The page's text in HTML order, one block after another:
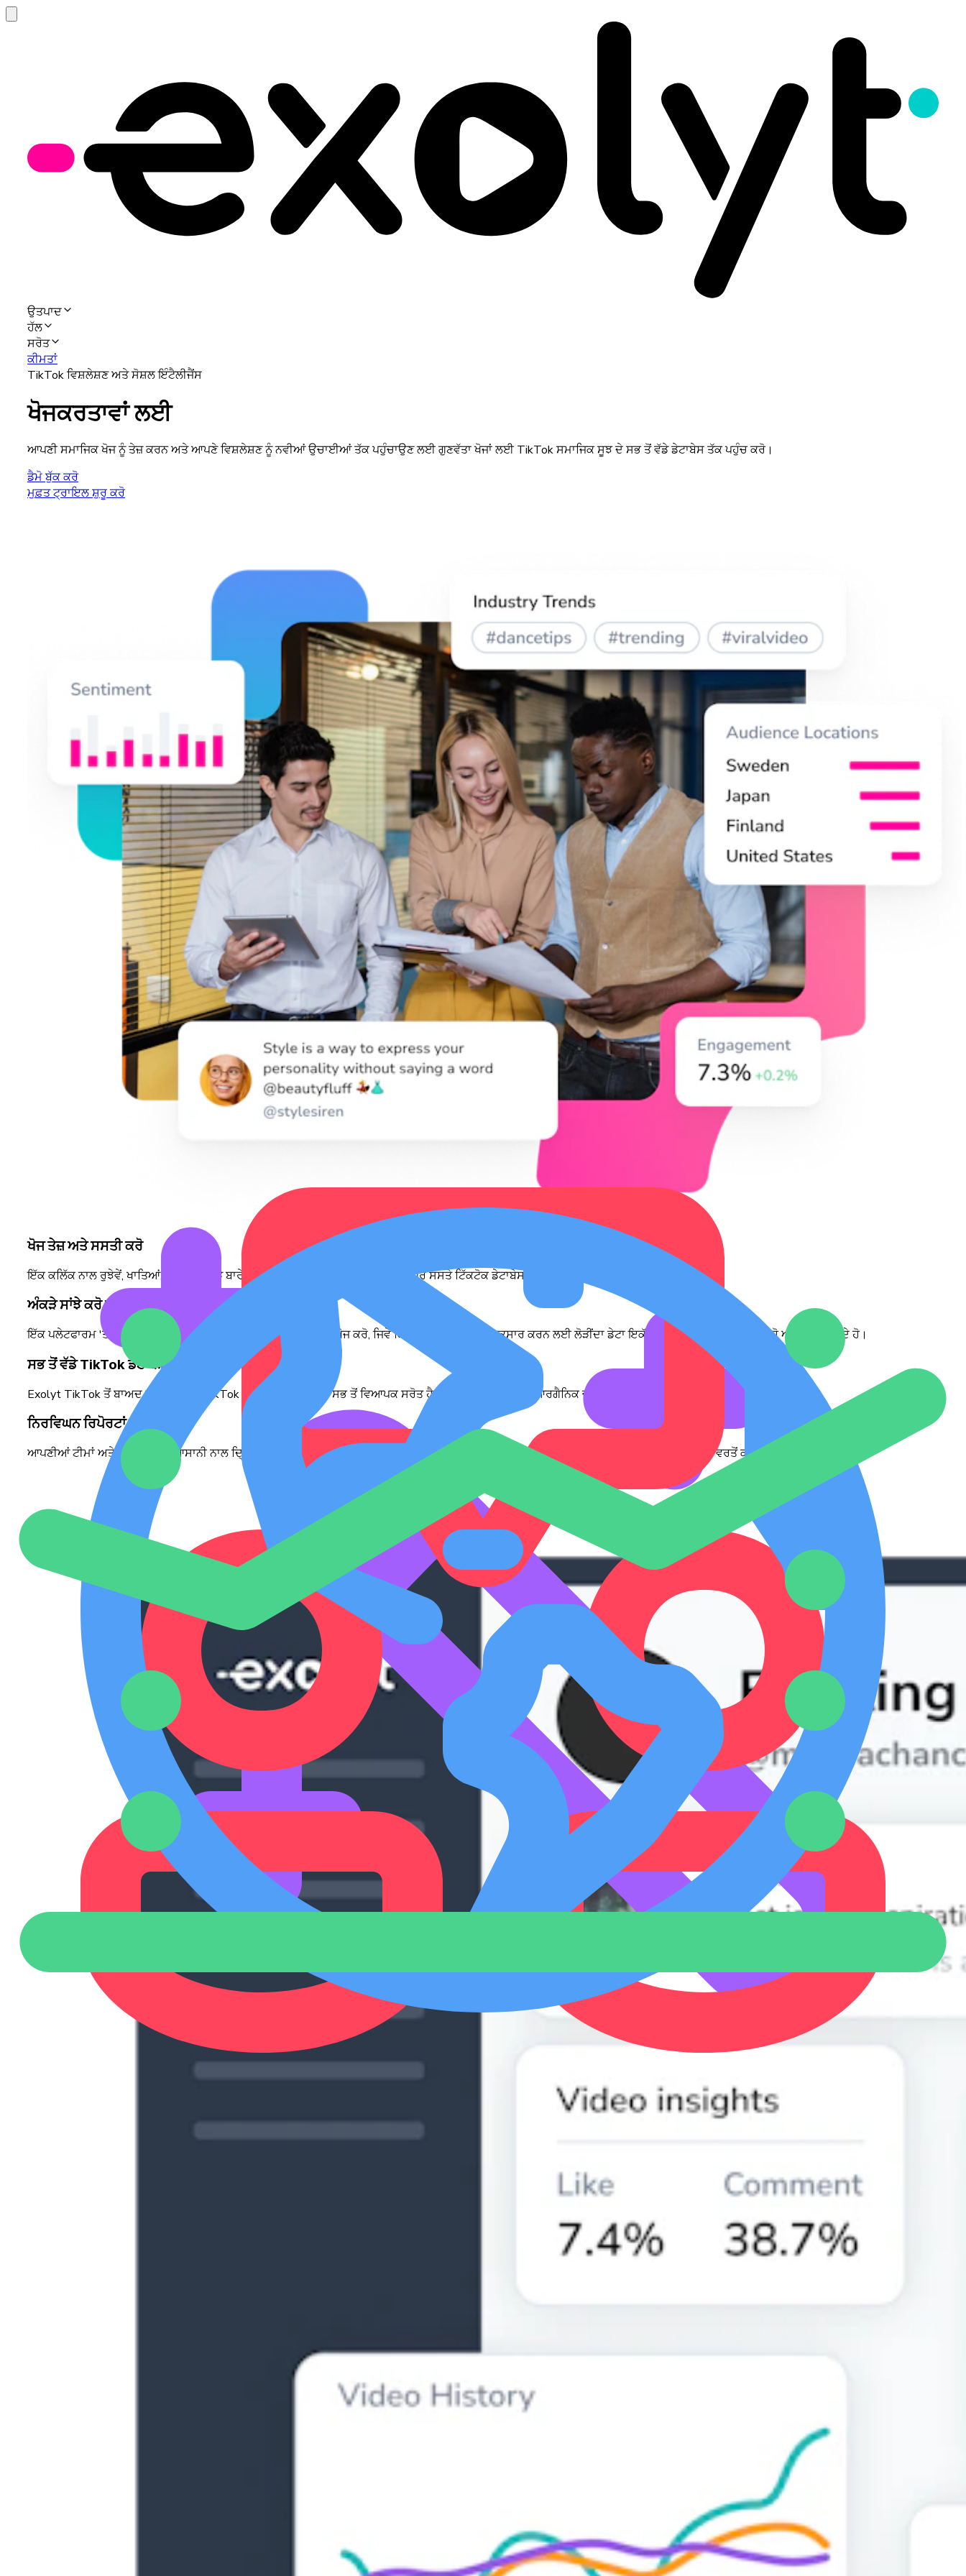
ਉਤਪਾਦ
ਹੱਲ
ਸਰੋਤ
ਕੀਮਤਾਂ
TikTok ਵਿਸ਼ਲੇਸ਼ਣ ਅਤੇ ਸੋਸ਼ਲ ਇੰਟੈਲੀਜੈਂਸ
ਖੋਜਕਰਤਾਵਾਂ ਲਈ
ਆਪਣੀ ਸਮਾਜਿਕ ਖੋਜ ਨੂੰ ਤੇਜ਼ ਕਰਨ ਅਤੇ ਆਪਣੇ ਵਿਸ਼ਲੇਸ਼ਣ ਨੂੰ ਨਵੀਆਂ ਉਚਾਈਆਂ ਤੱਕ ਪਹੁੰਚਾਉਣ ਲਈ ਗੁਣਵੱਤਾ ਖੋਜਾਂ ਲਈ TikTok ਸਮਾਜਿਕ ਸੂਝ ਦੇ ਸਭ ਤੋਂ ਵੱਡੇ ਡੇਟਾਬੇਸ ਤੱਕ ਪਹੁੰਚ ਕਰੋ।
ਡੈਮੋ ਬੁੱਕ ਕਰੋ
ਮੁਫ਼ਤ ਟ੍ਰਾਇਲ ਸ਼ੁਰੂ ਕਰੋ
ਖੋਜ ਤੇਜ਼ ਅਤੇ ਸਸਤੀ ਕਰੋ
ਇੱਕ ਕਲਿੱਕ ਨਾਲ ਰੁਝੇਵੇਂ, ਖਾਤਿਆਂ, ਜਾਂ ਜਨ-ਅੰਕੜੇ ਬਾਰੇ ਕਿਸੇ ਵੀ ਖੋਜ ਲੋੜਾਂ ਲਈ ਸਭ ਤੋਂ ਵਿਆਪਕ ਪਰ ਸਸਤੇ ਟਿੱਕਟੋਕ ਡੇਟਾਬੇਸ ਤੱਕ ਪਹੁੰਚ ਪ੍ਰਾਪਤ ਕਰੋ।
ਅੰਕੜੇ ਸਾਂਝੇ ਕਰੋ ਅਤੇ ਸਿਲੋਜ਼ ਨੂੰ ਤੋੜੋ
ਇੱਕ ਪਲੇਟਫਾਰਮ 'ਤੇ ਵਿਅਕਤੀਗਤ ਤੌਰ 'ਤੇ ਜਾਂ ਅਸੀਮਤ ਟੀਮ ਦੇ ਮੈਂਬਰਾਂ ਨਾਲ ਖੋਜ ਕਰੋ, ਜਿਵੇਂ ਕਿ ਤੁਸੀਂ ਆਪਣੇ ਕੰਮ ਨੂੰ ਇਕਸਾਰ ਕਰਨ ਲਈ ਲੋੜੀਂਦਾ ਡੇਟਾ ਇਕੱਠਾ ਕਰਦੇ ਹੋ, ਵਿਵਸਥਿਤ ਕਰਦੇ ਹੋ ਅਤੇ ਸਾਂਝਾ ਕਰਦੇ ਹੋ।
ਸਭ ਤੋਂ ਵੱਡੇ TikTok ਡੇਟਾਬੇਸ ਤੱਕ ਪਹੁੰਚ ਕਰੋ
Exolyt TikTok ਤੋਂ ਬਾਅਦ ਗੁਣਵੱਤਾ ਵਾਲੇ TikTok ਅੰਕੜਿਆਂ ਦਾ ਤੁਹਾਡਾ ਸਭ ਤੋਂ ਵਿਆਪਕ ਸਰੋਤ ਹੈ - TikTok 'ਤੇ ਸਾਰੀਆਂ ਆਰਗੈਨਿਕ ਚੀਜ਼ਾਂ ਦੀ ਨਿਗਰਾਨੀ ਕਰੋ ਅਤੇ ਸੁਣੋ।
ਨਿਰਵਿਘਨ ਰਿਪੋਰਟਾਂ ਬਣਾਓ
ਆਪਣੀਆਂ ਟੀਮਾਂ ਅਤੇ ਗਾਹਕਾਂ ਲਈ ਆਸਾਨੀ ਨਾਲ ਦ੍ਰਿਸ਼ਟੀਗਤ ਤੌਰ 'ਤੇ ਆਕਰਸ਼ਕ ਅਤੇ ਡਾਟਾ-ਚਲਾਏ ਰਿਪੋਰਟਾਂ ਬਣਾਓ ਜਾਂ ਆਪਣੀਆਂ ਖੋਜ ਲੋੜਾਂ ਨੂੰ ਸ਼ਕਤੀ ਦੇਣ ਲਈ ਸੂਝ ਦੀ ਵਰਤੋਂ ਕਰੋ।